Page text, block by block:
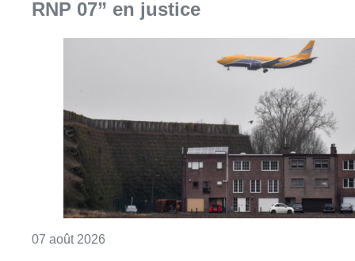
Canicule : un record absolu de
climatiseurs fixes installés en
Belgique cette année